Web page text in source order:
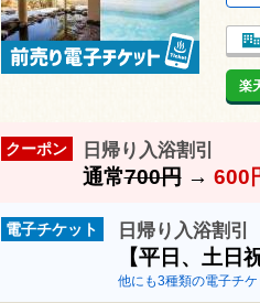
楽
クーポン 日帰り入浴割引
通常700円→ 600
電子チケット 日帰り入浴割引
【平日、土日
他にも3種類の電子チ